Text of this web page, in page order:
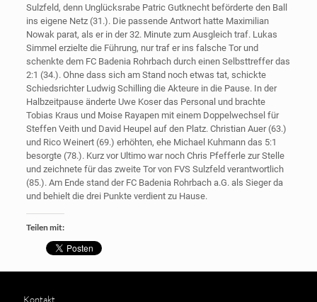
Sulzfeld, denn Unglücksrabe Patric Gutknecht beförderte den Ball
ins eigene Netz (31.). Die passende Antwort hatte Maximilian
Nowak parat, als er in der 32. Minute zum Ausgleich traf. Lukas
Simmel erzielte die Führung, nur traf er ins falsche Tor und
schenkte dem FC Badenia Rohrbach durch einen Selbsttreffer das
2:1 (34.). Ohne dass sich am Stand noch etwas tat, schickte
Schiedsrichter Ludwig Schilling die Akteure in die Pause. In der
Halbzeitpause änderte Uwe Koser das Personal und brachte
Tobias Kraus und Moise Rayapen mit einem Doppelwechsel für
Steffen Veith und David Heupel auf den Platz. Christian Auer (63.)
und Rico Weinert (69.) erhöhten, ehe Michael Kuhmann das 5:1
besorgte (78.). Kurz vor Ultimo war noch Chris Pfefferle zur Stelle
und zeichnete für das zweite Tor von FVS Sulzfeld verantwortlich
(85.). Am Ende stand der FC Badenia Rohrbach a.G. als Sieger da
und behielt die drei Punkte verdient zu Hause.
Teilen mit:
Kontakt